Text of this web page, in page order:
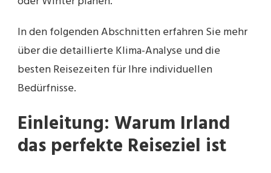
In den folgenden Abschnitten erfahren Sie mehr
über die detaillierte Klima-Analyse und die
besten Reisezeiten für Ihre individuellen
Bedürfnisse.
Einleitung: Warum Irland
das perfekte Reiseziel ist